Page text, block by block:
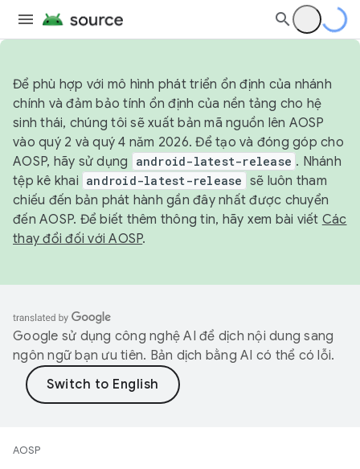
Để phù hợp với mô hình phát triển ổn định của nhánh
chính và đảm bảo tính ổn định của nền tảng cho hệ
sinh thái, chúng tôi sẽ xuất bản mã nguồn lên AOSP
vào quý 2 và quý 4 năm 2026. Để tạo và đóng góp cho
AOSP, hãy sử dụng
android-latest-release . Nhánh
tệp kê khai android-latest-release sẽ luôn tham
chiếu đến bản phát hành gần đây nhất được chuyển
đến AOSP. Để biết thêm thông tin, hãy xem bài viết Các
thay đổi đối với AOSP.
Google sử dụng công nghệ AI để dịch nội dung sang
ngôn ngữ bạn ưu tiên. Bản dịch bằng AI có thể có lỗi.
AOSP